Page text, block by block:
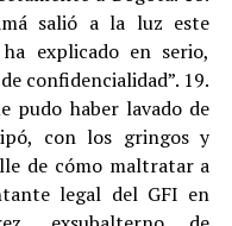
salió a la luz este
explicado en serio,
confidencialidad”. 19.
pudo haber lavado de
con los gringos y
de cómo maltratar a
legal del GFI en